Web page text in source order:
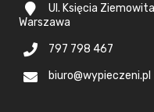
Ul. Księcia
Warszawa
797 798 467
biuro@wypieczeni.pl